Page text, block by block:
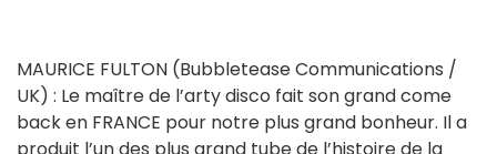
MAURICE FULTON (Bubbletease Communications /
UK) : Le maître de l’arty disco fait son grand come
back en FRANCE pour notre plus grand bonheur. Il a